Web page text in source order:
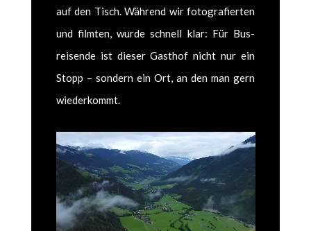
auf den Tisch. Während wir fotografierten
und filmten, wurde schnell klar: Für Bus­
reisende ist dieser Gasthof nicht nur ein
Stopp – son­dern ein Ort, an den man gern
wiederkommt.